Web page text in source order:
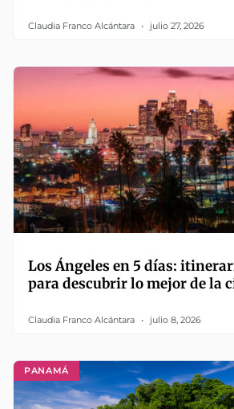
Claudia Franco Alcántara julio 27, 2026
Los Ángeles en 5 días:
para descubrir lo mejor de la
Claudia Franco Alcántara julio 8, 2026
PANAMÁ